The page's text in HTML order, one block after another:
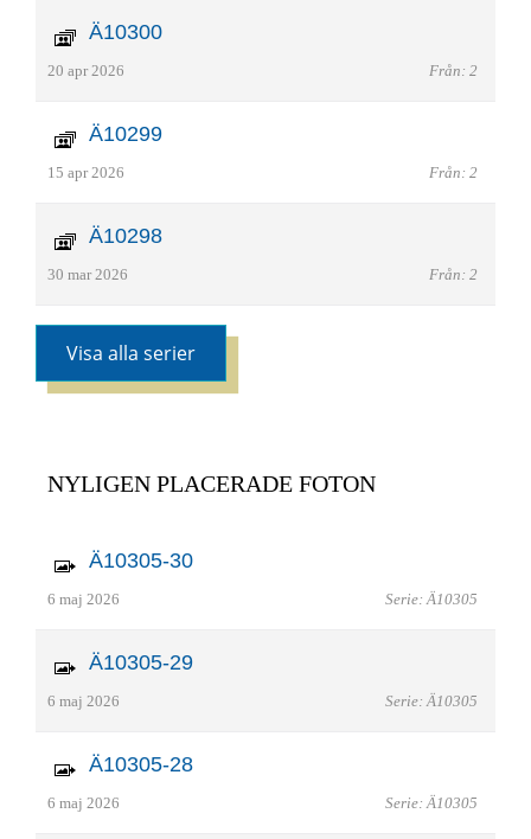
Ä10300
20 apr 2026 Från: 2
Ä10299
15 apr 2026 Från: 2
Ä10298
30 mar 2026 Från: 2
Visa alla serier
NYLIGEN PLACERADE FOTON
Ä10305-30
6 maj 2026 Serie: Ä10305
Ä10305-29
6 maj 2026 Serie: Ä10305
Ä10305-28
6 maj 2026 Serie: Ä10305